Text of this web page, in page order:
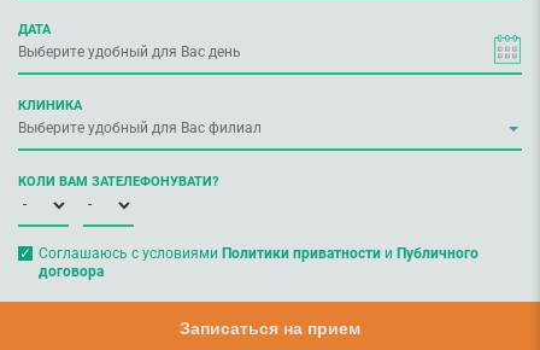
ДАТА
КЛИНИКА
КОЛИ ВАМ ЗАТЕЛЕФОНУВАТИ?
Соглашаюсь с условиями Политики приватностии Публичного
договора
Записаться на прием